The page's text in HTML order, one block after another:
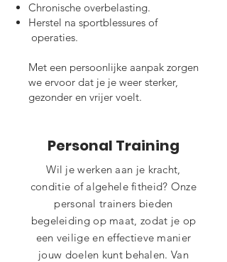
Chronische overbelasting.
Herstel na sportblessures of
operaties.
Met een persoonlijke aanpak zorgen
we ervoor dat je je weer sterker,
gezonder en vrijer voelt.
Personal Training
Wil je werken aan je kracht,
conditie of algehele fitheid? Onze
personal trainers bieden
begeleiding op maat, zodat je op
een veilige en effectieve manier
jouw doelen kunt behalen. Van